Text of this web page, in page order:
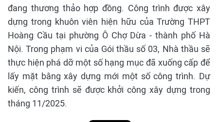
đang thương thảo hợp đồng. Công trình được xây
dựng trong khuôn viên hiện hữu của Trường THPT
Hoàng Cầu tại phường Ô Chợ Dừa - thành phố Hà
Nội. Trong phạm vi của Gói thầu số 03, Nhà thầu sẽ
thực hiện phá dỡ một số hạng mục đã xuống cấp để
lấy mặt bằng xây dựng mới một số công trình. Dự
kiến, công trình sẽ được khởi công xây dựng trong
tháng 11/2025.